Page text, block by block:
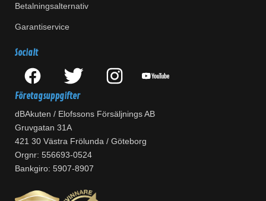
Betalningsalternativ
Garantiservice
Socialt
Företagsuppgifter
dBAkuten / Elofssons Försäljnings AB
Gruvgatan 31A
421 30 Västra Frölunda / Göteborg
Orgnr: 556693-0524
Bankgiro: 5907-8907